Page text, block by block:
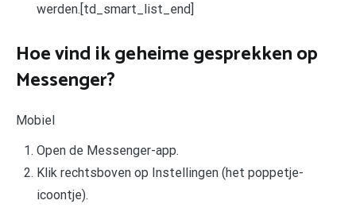
werden.[td_smart_list_end]
Hoe vind ik geheime gesprekken op
Messenger?
Mobiel
Open de Messenger-app.
Klik rechtsboven op Instellingen (het poppetje-
icoontje).